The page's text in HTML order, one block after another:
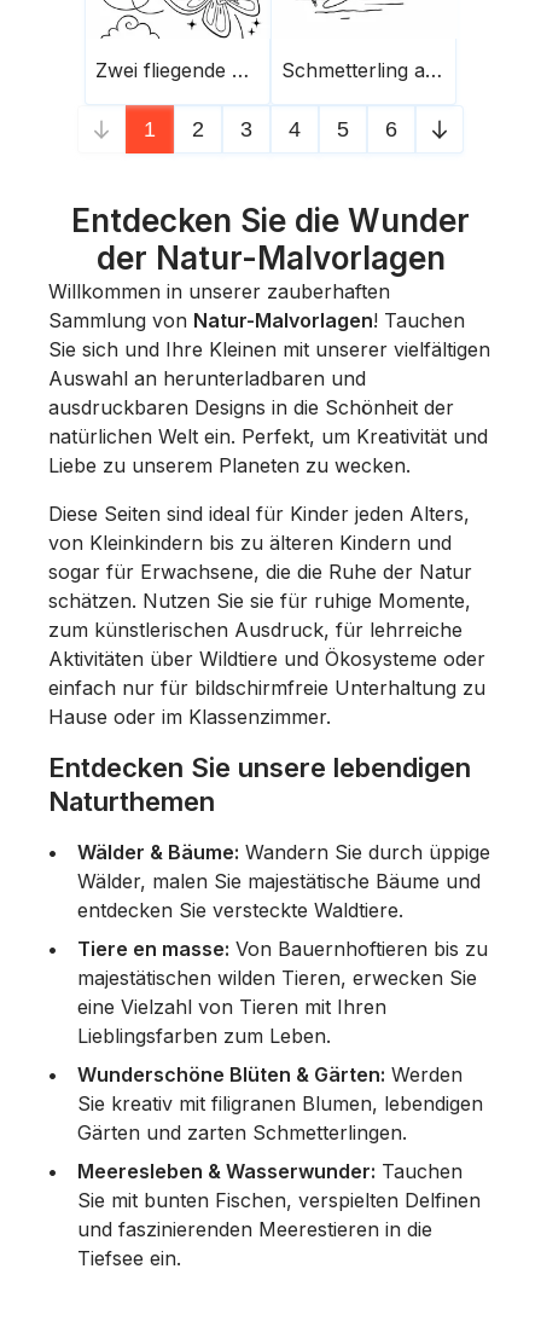
Zwei fliegende Schmetterlinge Schmetterling auf Schnecke
1 2 3 4 5 6
Entdecken Sie die Wunder
der Natur-Malvorlagen
Willkommen in unserer zauberhaften
Sammlung von Natur-Malvorlagen! Tauchen
Sie sich und Ihre Kleinen mit unserer vielfältigen
Auswahl an herunterladbaren und
ausdruckbaren Designs in die Schönheit der
natürlichen Welt ein. Perfekt, um Kreativität und
Liebe zu unserem Planeten zu wecken.
Diese Seiten sind ideal für Kinder jeden Alters,
von Kleinkindern bis zu älteren Kindern und
sogar für Erwachsene, die die Ruhe der Natur
schätzen. Nutzen Sie sie für ruhige Momente,
zum künstlerischen Ausdruck, für lehrreiche
Aktivitäten über Wildtiere und Ökosysteme oder
einfach nur für bildschirmfreie Unterhaltung zu
Hause oder im Klassenzimmer.
Entdecken Sie unsere lebendigen
Naturthemen
Wälder & Bäume: Wandern Sie durch üppige
Wälder, malen Sie majestätische Bäume und
entdecken Sie versteckte Waldtiere.
Tiere en masse: Von Bauernhoftieren bis zu
majestätischen wilden Tieren, erwecken Sie
eine Vielzahl von Tieren mit Ihren
Lieblingsfarben zum Leben.
Wunderschöne Blüten & Gärten: Werden
Sie kreativ mit filigranen Blumen, lebendigen
Gärten und zarten Schmetterlingen.
Meeresleben & Wasserwunder: Tauchen
Sie mit bunten Fischen, verspielten Delfinen
und faszinierenden Meerestieren in die
Tiefsee ein.